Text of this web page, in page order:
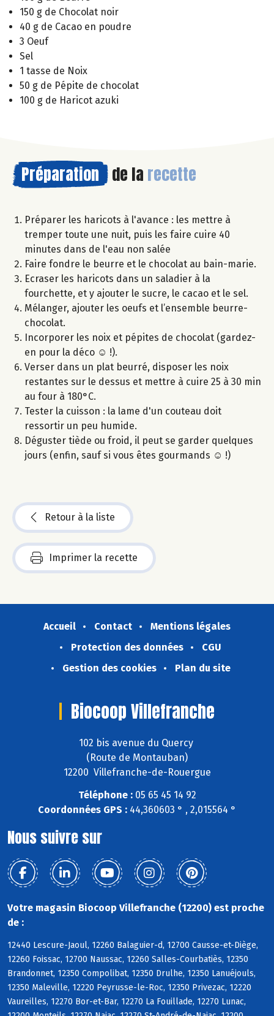
150 g de Chocolat noir
40 g de Cacao en poudre
3 Oeuf
Sel
1 tasse de Noix
50 g de Pépite de chocolat
100 g de Haricot azuki
Préparation de la recette
Préparer les haricots à l'avance : les mettre à
tremper toute une nuit, puis les faire cuire 40
minutes dans de l'eau non salée
Faire fondre le beurre et le chocolat au bain-marie.
Ecraser les haricots dans un saladier à la
fourchette, et y ajouter le sucre, le cacao et le sel.
Mélanger, ajouter les oeufs et l’ensemble beurre-
chocolat.
Incorporer les noix et pépites de chocolat (gardez-
en pour la déco ☺ !).
Verser dans un plat beurré, disposer les noix
restantes sur le dessus et mettre à cuire 25 à 30 min
au four à 180°C.
Tester la cuisson : la lame d'un couteau doit
ressortir un peu humide.
Déguster tiède ou froid, il peut se garder quelques
jours (enfin, sauf si vous êtes gourmands ☺ !)
Retour à la liste
Imprimer la recette
Accueil Contact
Mentions légales
Protection des données
CGU
Gestion des cookies
Plan du site
Biocoop Villefranche
102 bis avenue du Quercy
(Route de Montauban)
12200 Villefranche-de-Rouergue
Téléphone :05 65 45 14 92
Coordonnées GPS : 44,360603 ° , 2,015564 °
Nous suivre sur
Votre magasin Biocoop Villefranche (12200) est proche
de :
12440 Lescure-Jaoul, 12260 Balaguier-d, 12700 Causse-et-Diège,
12260 Foissac, 12700 Naussac, 12260 Salles-Courbatiès, 12350
Brandonnet, 12350 Compolibat, 12350 Drulhe, 12350 Lanuéjouls,
12350 Maleville, 12220 Peyrusse-le-Roc, 12350 Privezac, 12220
Vaureilles, 12270 Bor-et-Bar, 12270 La Fouillade, 12270 Lunac,